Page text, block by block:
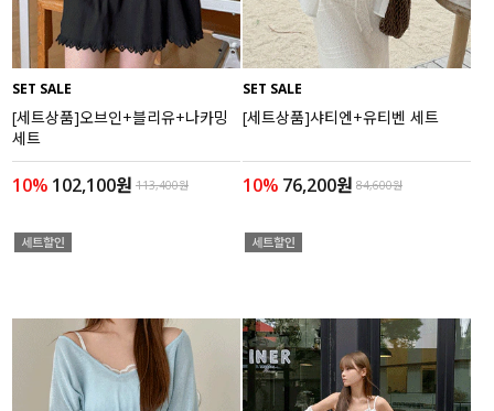
SET SALE
[세트상품]오브인+블리유+나카밍
세트
10% 102,100원 113,400원
SET SALE
[세트상품]샤티엔+유티벤 세트
10% 76,200원 84,600원